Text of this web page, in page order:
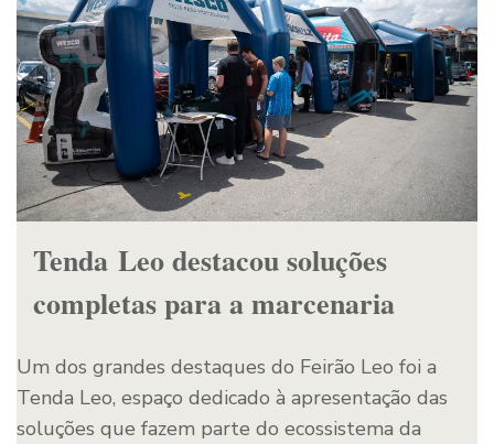
Tenda Leo destacou soluções
completas para a marcenaria
Um dos grandes destaques do Feirão Leo foi a
Tenda Leo, espaço dedicado à apresentação das
soluções que fazem parte do ecossistema da